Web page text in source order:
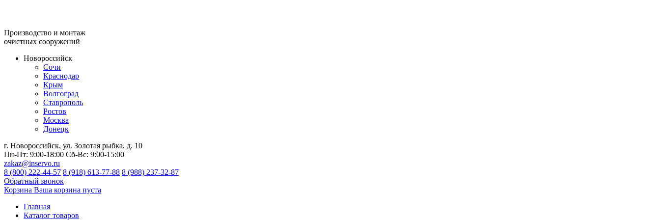
Производство и монтаж
очистных сооружений
Новороссийск
Сочи
Краснодар
Крым
Волгоград
Ставрополь
Ростов
Москва
Донецк
г. Новороссийск, ул. Золотая рыбка, д. 10
Пн-Пт: 9:00-18:00 Сб-Вс: 9:00-15:00
zakaz@inservo.ru
8 (800) 222-44-57 8 (918) 613-77-88 8 (988) 237-32-87
Обратный звонок
Корзина Ваша корзина пуста
Главная
Каталог товаров